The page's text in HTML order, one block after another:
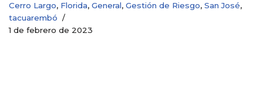
Cerro Largo, Florida, General, Gestión de Riesgo, San José,
tacuarembó
1 de febrero de 2023